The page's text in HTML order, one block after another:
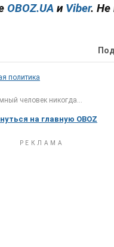
OBOZ.UA и Viber. Не
политика
человек никогда...
на главную OBOZ